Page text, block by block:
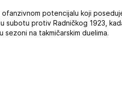
potencijalu koji
protiv Radničkog 1923,
na takmičarskim duelima.